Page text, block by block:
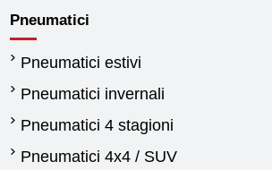
Pneumatici
Pneumatici estivi
Pneumatici invernali
Pneumatici 4 stagioni
Pneumatici 4x4 / SUV